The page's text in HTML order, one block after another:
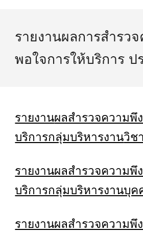
รายงานผลการสำรว
พอใจการให้บริการ ป
รายงานผลสำรวจความพึ
บริการกลุ่มบริหารงานวิช
รายงานผลสำรวจความพึ
บริการกลุ่มบริหารงานบุค
รายงานผลสำรวจความพึ